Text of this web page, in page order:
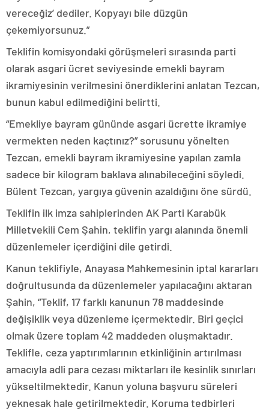
vereceğiz’ dediler. Kopyayı bile düzgün
çekemiyorsunuz.”
Teklifin komisyondaki görüşmeleri sırasında parti
olarak asgari ücret seviyesinde emekli bayram
ikramiyesinin verilmesini önerdiklerini anlatan Tezcan,
bunun kabul edilmediğini belirtti.
“Emekliye bayram gününde asgari ücrette ikramiye
vermekten neden kaçtınız?” sorusunu yönelten
Tezcan, emekli bayram ikramiyesine yapılan zamla
sadece bir kilogram baklava alınabileceğini söyledi.
Bülent Tezcan, yargıya güvenin azaldığını öne sürdü.
Teklifin ilk imza sahiplerinden AK Parti Karabük
Milletvekili Cem Şahin, teklifin yargı alanında önemli
düzenlemeler içerdiğini dile getirdi.
Kanun teklifiyle, Anayasa Mahkemesinin iptal kararları
doğrultusunda da düzenlemeler yapılacağını aktaran
Şahin, “Teklif, 17 farklı kanunun 78 maddesinde
değişiklik veya düzenleme içermektedir. Biri geçici
olmak üzere toplam 42 maddeden oluşmaktadır.
Teklifle, ceza yaptırımlarının etkinliğinin artırılması
amacıyla adli para cezası miktarları ile kesinlik sınırları
yükseltilmektedir. Kanun yoluna başvuru süreleri
yeknesak hale getirilmektedir. Koruma tedbirleri